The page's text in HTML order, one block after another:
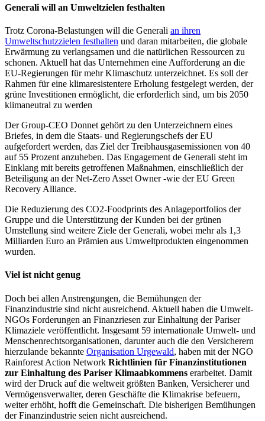
Generali will an Umweltzielen festhalten
Trotz Corona-Belastungen will die Generali an ihren
Umweltschutzzielen festhalten und daran mitarbeiten, die globale
Erwärmung zu verlangsamen und die natürlichen Ressourcen zu
schonen. Aktuell hat das Unternehmen eine Aufforderung an die
EU-Regierungen für mehr Klimaschutz unterzeichnet. Es soll der
Rahmen für eine klimaresistentere Erholung festgelegt werden, der
grüne Investitionen ermöglicht, die erforderlich sind, um bis 2050
klimaneutral zu werden
Der Group-CEO Donnet gehört zu den Unterzeichnern eines
Briefes, in dem die Staats- und Regierungschefs der EU
aufgefordert werden, das Ziel der Treibhausgasemissionen von 40
auf 55 Prozent anzuheben. Das Engagement de Generali steht im
Einklang mit bereits getroffenen Maßnahmen, einschließlich der
Beteiligung an der Net-Zero Asset Owner -wie der EU Green
Recovery Alliance.
Die Reduzierung des CO2-Foodprints des Anlageportfolios der
Gruppe und die Unterstützung der Kunden bei der grünen
Umstellung sind weitere Ziele der Generali, wobei mehr als 1,3
Milliarden Euro an Prämien aus Umweltprodukten eingenommen
wurden.
Viel ist nicht genug
Doch bei allen Anstrengungen, die Bemühungen der
Finanzindustrie sind nicht ausreichend. Aktuell haben die Umwelt-
NGOs Forderungen an Finanzriesen zur Einhaltung der Pariser
Klimaziele veröffentlicht. Insgesamt 59 internationale Umwelt- und
Menschenrechtsorganisationen, darunter auch die den Versicherern
hierzulande bekannte Organisation Urgewald, haben mit der NGO
Rainforest Action Network Richtlinien für Finanzinstitutionen
zur Einhaltung des Pariser Klimaabkommens erarbeitet. Damit
wird der Druck auf die weltweit größten Banken, Versicherer und
Vermögensverwalter, deren Geschäfte die Klimakrise befeuern,
weiter erhöht, hofft die Gemeinschaft. Die bisherigen Bemühungen
der Finanzindustrie seien nicht ausreichend.